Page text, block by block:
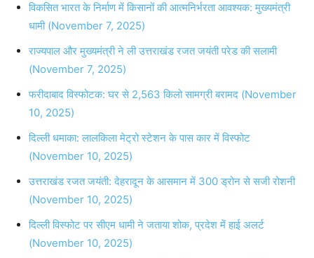
विकसित भारत के निर्माण में किसानों की आत्मनिर्भरता आवश्यक: मुख्यमंत्री
धामी (November 7, 2025)
राज्यपाल और मुख्यमंत्री ने ली उत्तराखंड रजत जयंती परेड की सलामी
(November 7, 2025)
फरीदाबाद विस्फोटक: घर से 2,563 किलो सामग्री बरामद (November
10, 2025)
दिल्ली धमाका: लालकिला मेट्रो स्टेशन के पास कार में विस्फोट
(November 10, 2025)
उत्तराखंड रजत जयंती: देहरादून के आसमान में 300 ड्रोन से सजी रोशनी
(November 10, 2025)
दिल्ली विस्फोट पर सीएम धामी ने जताया शोक, प्रदेश में हाई अलर्ट
(November 10, 2025)